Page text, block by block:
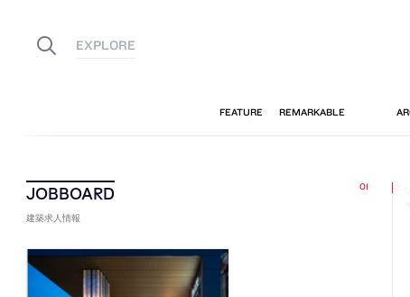
建築求人情報